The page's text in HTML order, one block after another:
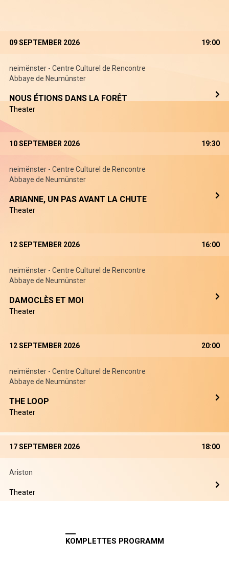
09 SEPTEMBER 2026 19:00
neimënster - Centre Culturel de Rencontre
Abbaye de Neumünster
NOUS ÉTIONS DANS LA FORÊT
Theater
10 SEPTEMBER 2026 19:30
neimënster - Centre Culturel de Rencontre
Abbaye de Neumünster
ARIANNE, UN PAS AVANT LA CHUTE
Theater
12 SEPTEMBER 2026 16:00
neimënster - Centre Culturel de Rencontre
Abbaye de Neumünster
DAMOCLÈS ET MOI
Theater
12 SEPTEMBER 2026 20:00
neimënster - Centre Culturel de Rencontre
Abbaye de Neumünster
THE LOOP
Theater
17 SEPTEMBER 2026 18:00
Ariston
Theater
KOMPLETTES PROGRAMM